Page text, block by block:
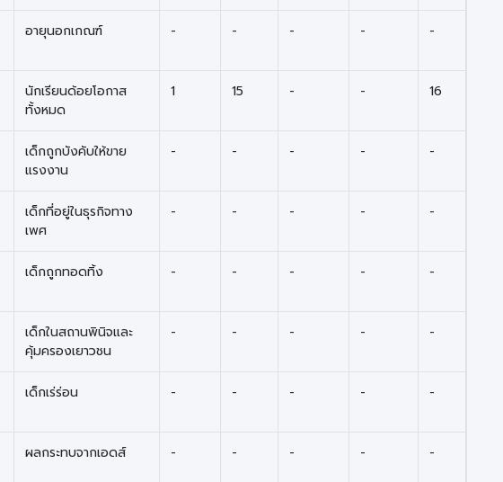
อายุนอกเกณฑ์ - - - - -
นักเรียนด้อยโอกาส
ทั้งหมด
1 15 - - 16
เด็กถูกบังคับให้ขาย
แรงงาน
- - - - -
เด็กที่อยู่ในธุรกิจทาง
เพศ
- - - - -
เด็กถูกทอดทิ้ง - - - - -
เด็กในสถานพินิจและ
คุ้มครองเยาวชน
- - - - -
เด็กเร่ร่อน - - - - -
ผลกระทบจากเอดส์ - - - - -